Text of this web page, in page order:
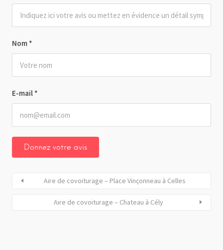
Nom *
E-mail *
Aire de covoiturage – Place Vinçonneau à Celles
Aire de covoiturage – Chateau à Cély